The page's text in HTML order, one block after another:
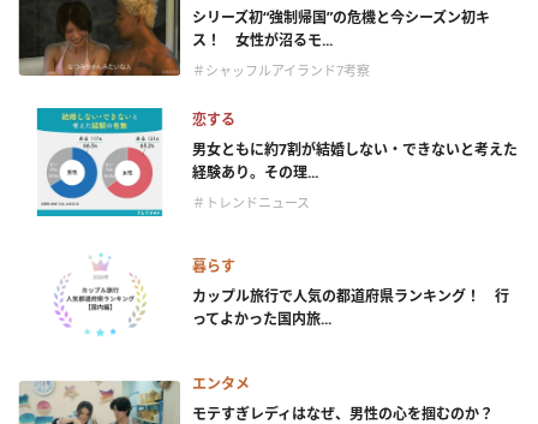
シリーズ初“強制帰国”の危機と今シーズン初キ
ス！ 女性が沼るモ...
＃シャッフルアイランド7考察
恋する
男女ともに約7割が結婚しない・できないと考えた
経験あり。その理...
＃トレンドニュース
暮らす
カップル旅行で人気の都道府県ランキング！ 行
ってよかった国内旅...
エンタメ
モテすぎレディはなぜ、男性の心を掴むのか？